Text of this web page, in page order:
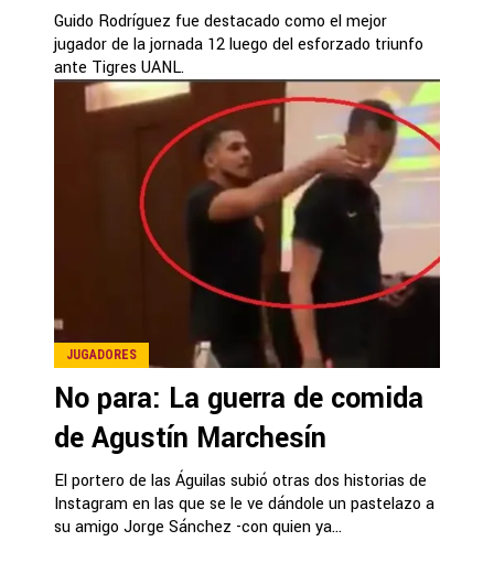
Guido Rodríguez fue destacado como el mejor
jugador de la jornada 12 luego del esforzado triunfo
ante Tigres UANL.
JUGADORES
No para: La guerra de comida
de Agustín Marchesín
El portero de las Águilas subió otras dos historias de
Instagram en las que se le ve dándole un pastelazo a
su amigo Jorge Sánchez -con quien ya...